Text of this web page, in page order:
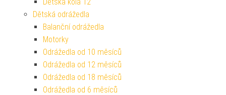
Dětská odrážedla
Balanční odrážedla
Motorky
Odrážedla od 10 měsíců
Odrážedla od 12 měsíců
Odrážedla od 18 měsíců
Odrážedla od 6 měsíců